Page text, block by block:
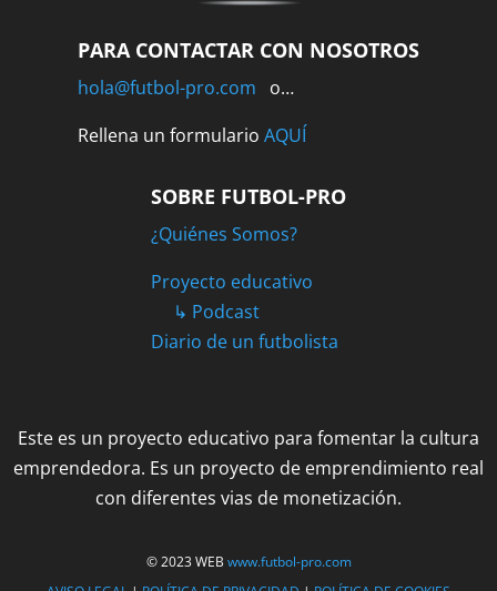
PARA CONTACTAR CON NOSOTROS
hola@futbol-pro.com o…
Rellena un formulario AQUÍ
SOBRE FUTBOL-PRO
¿Quiénes Somos?
Proyecto educativo
↳ Podcast
Diario de un futbolista
Este es un proyecto educativo para fomentar la cultura
emprendedora. Es un proyecto de emprendimiento real
con diferentes vias de monetización.
© 2023 WEB www.futbol-pro.com